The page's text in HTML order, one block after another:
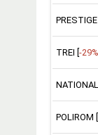
PRESTIGE [
TREI [ -29%
NATIONAL [
POLIROM [